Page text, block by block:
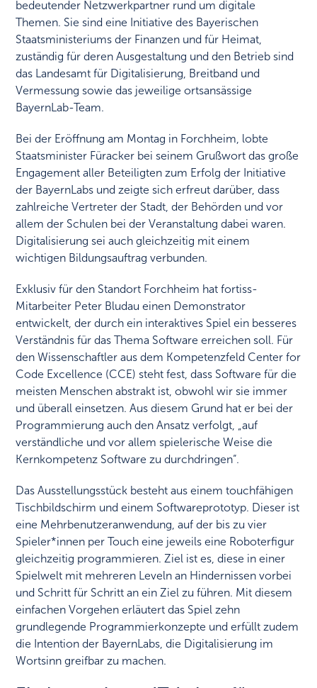
bedeutender Netzwerkpartner rund um digitale
Themen. Sie sind eine Initiative des Bayerischen
Staatsministeriums der Finanzen und für Heimat,
zuständig für deren Ausgestaltung und den Betrieb sind
das Landesamt für Digitalisierung, Breitband und
Vermessung sowie das jeweilige ortsansässige
BayernLab-Team.
Bei der Eröffnung am Montag in Forchheim, lobte
Staatsminister Füracker bei seinem Grußwort das große
Engagement aller Beteiligten zum Erfolg der Initiative
der BayernLabs und zeigte sich erfreut darüber, dass
zahlreiche Vertreter der Stadt, der Behörden und vor
allem der Schulen bei der Veranstaltung dabei waren.
Digitalisierung sei auch gleichzeitig mit einem
wichtigen Bildungsauftrag verbunden.
Exklusiv für den Standort Forchheim hat fortiss-
Mitarbeiter Peter Bludau einen Demonstrator
entwickelt, der durch ein interaktives Spiel ein besseres
Verständnis für das Thema Software erreichen soll. Für
den Wissenschaftler aus dem Kompetenzfeld Center for
Code Excellence (CCE) steht fest, dass Software für die
meisten Menschen abstrakt ist, obwohl wir sie immer
und überall einsetzen. Aus diesem Grund hat er bei der
Programmierung auch den Ansatz verfolgt, „auf
verständliche und vor allem spielerische Weise die
Kernkompetenz Software zu durchdringen“.
Das Ausstellungsstück besteht aus einem touchfähigen
Tischbildschirm und einem Softwareprototyp. Dieser ist
eine Mehrbenutzeranwendung, auf der bis zu vier
Spieler*innen per Touch eine jeweils eine Roboterfigur
gleichzeitig programmieren. Ziel ist es, diese in einer
Spielwelt mit mehreren Leveln an Hindernissen vorbei
und Schritt für Schritt an ein Ziel zu führen. Mit diesem
einfachen Vorgehen erläutert das Spiel zehn
grundlegende Programmierkonzepte und erfüllt zudem
die Intention der BayernLabs, die Digitalisierung im
Wortsinn greifbar zu machen.